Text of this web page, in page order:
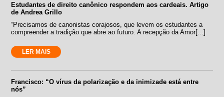
Estudantes de direito canônico respondem aos cardeais. Artigo
de Andrea Grillo
“Precisamos de canonistas corajosos, que levem os estudantes a
compreender a tradição que abre ao futuro. A recepção da Amor[...]
LER MAIS
Francisco: “O vírus da polarização e da inimizade está entre
nós”